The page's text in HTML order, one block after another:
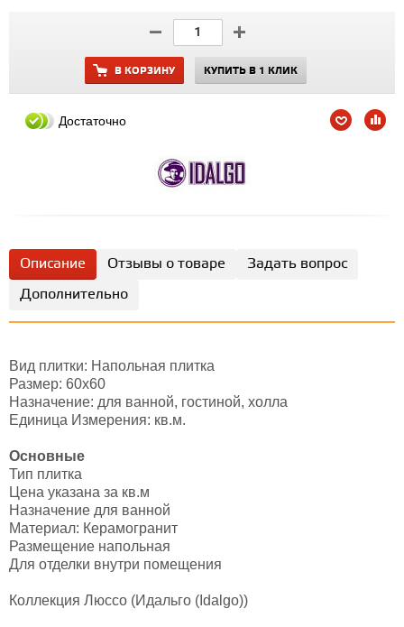
В КОРЗИНУ КУПИТЬ В 1 КЛИК
Достаточно
Описание Отзывы о товаре
Задать вопрос
Дополнительно
Вид плитки: Напольная плитка
Размер: 60х60
Назначение: для ванной, гостиной, холла
Единица Измерения: кв.м.
Основные
Тип плитка
Цена указана за кв.м
Назначение для ванной
Материал: Керамогранит
Размещение напольная
Для отделки внутри помещения
Коллекция Люссо (Идальго (Idalgo))